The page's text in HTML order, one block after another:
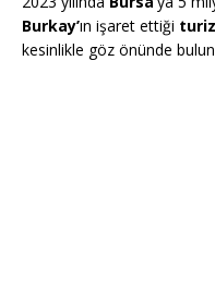
Burkay’ın işaret ettiği
kesinlikle göz önünde